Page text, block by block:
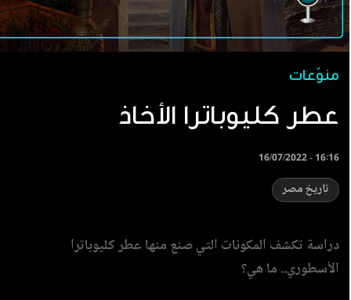
منوّعات
عطر كليوباترا الأخاذ
16/07/2022 - 16:16
تاريخ مصر
دراسة تكشف المكونات التي صنع منها عطر كليوباترا
الأسطوري.. ما هي؟